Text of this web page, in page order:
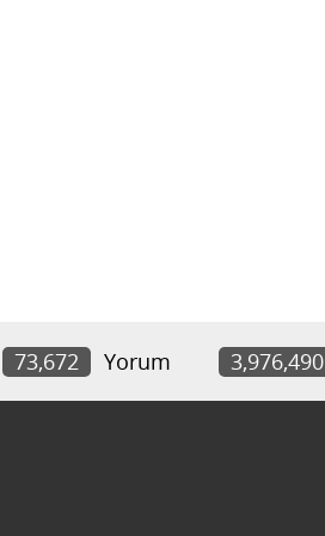
73,672 Yorum 3,976,490